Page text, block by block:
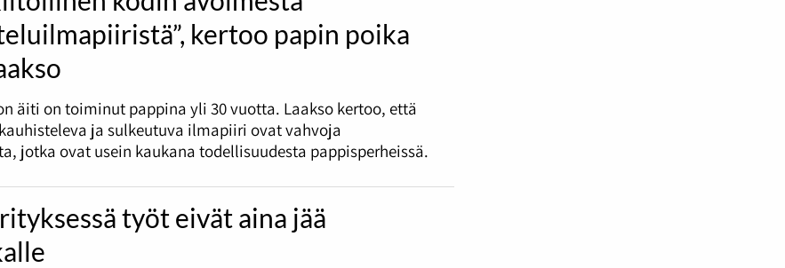
kertoo papin poika
äiti on toiminut pappina yli 30 vuotta. Laakso kertoo, että
ja sulkeutuva ilmapiiri ovat vahvoja
jotka ovat usein kaukana todellisuudesta pappisperheissä.
työt eivät aina jää